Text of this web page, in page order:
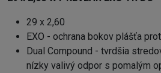
29 x 2,60
EXO - ochrana bokov plášťa
Dual Compound - tvrdšia
nízky valivý odpor s pomalým